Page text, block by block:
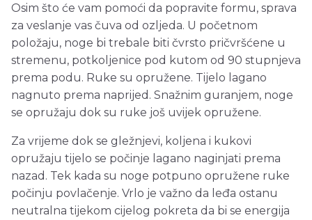
Osim što će vam pomoći da popravite formu, sprava
za veslanje vas čuva od ozljeda. U početnom
položaju, noge bi trebale biti čvrsto pričvršćene u
stremenu, potkoljenice pod kutom od 90 stupnjeva
prema podu. Ruke su opružene. Tijelo lagano
nagnuto prema naprijed. Snažnim guranjem, noge
se opružaju dok su ruke još uvijek opružene.
Za vrijeme dok se gležnjevi, koljena i kukovi
opružaju tijelo se počinje lagano naginjati prema
nazad. Tek kada su noge potpuno opružene ruke
počinju povlačenje. Vrlo je važno da leđa ostanu
neutralna tijekom cijelog pokreta da bi se energija